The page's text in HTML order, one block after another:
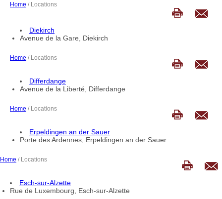
Home / Locations
Diekirch
Avenue de la Gare, Diekirch
Home / Locations
Differdange
Avenue de la Liberté, Differdange
Home / Locations
Erpeldingen an der Sauer
Porte des Ardennes, Erpeldingen an der Sauer
Home / Locations
Esch-sur-Alzette
Rue de Luxembourg, Esch-sur-Alzette